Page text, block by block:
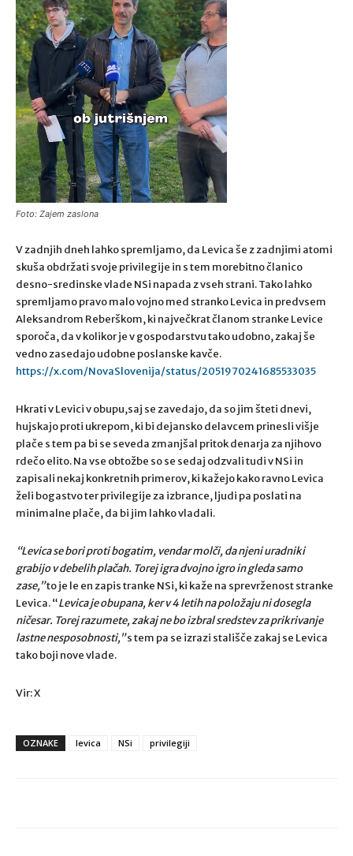
Foto: Zajem zaslona
V zadnjih dneh lahko spremljamo, da Levica še z zadnjimi atomi
skuša obdržati svoje privilegije in s tem morebitno članico
desno-sredinske vlade NSi napada z vseh strani. Tako lahko
spremljamo pravo malo vojno med stranko Levica in predvsem
Aleksandrom Reberškom, ki največkrat članom stranke Levice
sporoča, da v kolikor je v gospodarstvu tako udobno, zakaj še
vedno zasedajo udobne poslanske kavče.
https://x.com/NovaSlovenija/status/2051970241685533035
Hkrati v Levici v obupu,saj se zavedajo, da so jim šteti dnevi,
hujskajo proti ukrepom, ki bi dejansko delavcem prinesli višje
plače s tem pa bi se seveda zmanjšal pritok denarja za njihovo
rdečo elito. Na vse obtožbe so se sedaj odzvali tudi v NSi in
zapisali nekaj konkretnih primerov, ki kažejo kako ravno Levica
želi bogastvo ter privilegije za izbrance, ljudi pa poslati na
minimalne plače, da bi jim lahko vladali.
“Levica se bori proti bogatim, vendar molči, da njeni uradniki
grabijo v debelih plačah. Torej igra dvojno igro in gleda samo
zase,”to je le en zapis tranke NSi, ki kaže na sprevrženost stranke
Levica. “Levica je obupana, ker v 4 letih na položaju ni dosegla
ničesar. Torej razumete, zakaj ne bo izbral sredstev za prikrivanje
lastne nesposobnosti,”s tem pa se izrazi stališče zakaj se Levica
tako boji nove vlade.
Vir: X
OZNAKE levica NSi privilegiji